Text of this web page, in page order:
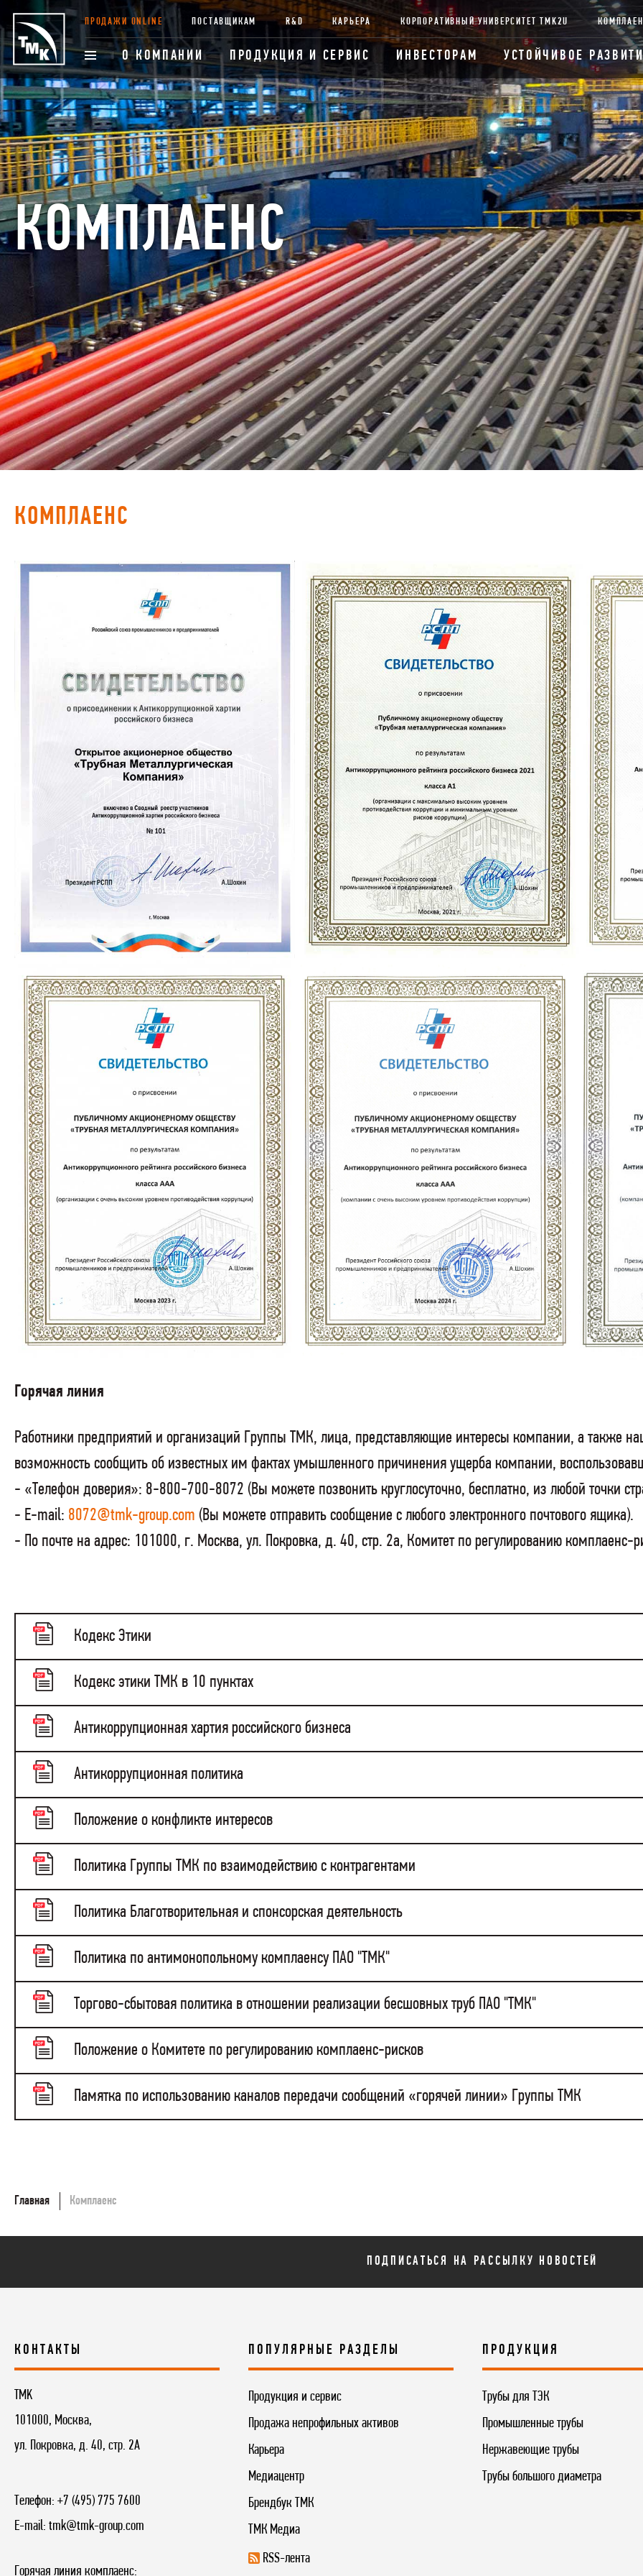
ПРОДАЖИ ONLINE ПОСТАВЩИКАМ R&D КАРЬЕРА КОРПОРАТИВНЫЙ УНИВЕРСИТЕТ TMK2U
О КОМПАНИИ ПРОДУКЦИЯ И СЕРВИС ИНВЕСТОРАМ УСТОЙЧИВОЕ
КОМПЛАЕНС
КОМПЛАЕНС
Горячая линия
Работники предприятий и организаций Группы ТМК, лица, представляющие интересы компании, а также
возможность сообщить об известных им фактах умышленного причинения ущерба компании,
- «Телефон доверия»: 8-800-700-8072 (Вы можете позвонить круглосуточно, бесплатно, из любой точки
- Е-mail: 8072@tmk-group.com (Вы можете отправить сообщение с любого электронного почтового ящика).
- По почте на адрес: 101000, г. Москва, ул. Покровка, д. 40, стр. 2а, Комитет по регулированию комплаенс-
Кодекс Этики
Кодекс этики ТМК в 10 пунктах
Антикоррупционная хартия российского бизнеса
Антикоррупционная политика
Положение о конфликте интересов
Политика Группы ТМК по взаимодействию с контрагентами
Политика Благотворительная и спонсорская деятельность
Политика по антимонопольному комплаенсу ПАО "ТМК"
Торгово-сбытовая политика в отношении реализации бесшовных труб ПАО "ТМК"
Положение о Комитете по регулированию комплаенс-рисков
Памятка по использованию каналов передачи сообщений «горячей линии» Группы ТМК
Главная Комплаенс
ПОДПИСАТЬСЯ НА РАССЫЛКУ НОВОСТЕЙ
КОНТАКТЫ
TMK
101000, Москва,
ул. Покровка, д. 40, стр. 2А
Телефон: +7 (495) 775 7600
E-mail: tmk@tmk-group.com
Горячая линия комплаенс:
ПОПУЛЯРНЫЕ РАЗДЕЛЫ
Продукция и сервис
Продажа непрофильных активов
Карьера
Медиацентр
Брендбук ТМК
ТМК Медиа
RSS-лента
ПРОДУКЦИЯ
Трубы для ТЭК
Промышленные трубы
Нержавеющие трубы
Трубы большого диаметра